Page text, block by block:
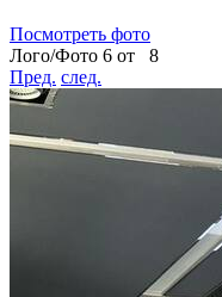
Посмотреть фото
Лого/Фото 6 от 8
Пред. след.